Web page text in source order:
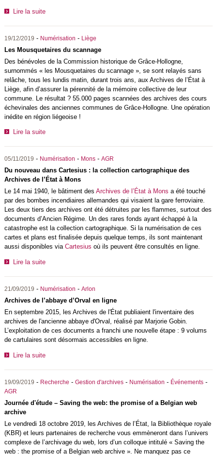
Lire la suite
19/12/2019 - Numérisation - Liège
Les Mousquetaires du scannage
Des bénévoles de la Commission historique de Grâce-Hollogne,
surnommés « les Mousquetaires du scannage », se sont relayés sans
relâche, tous les lundis matin, durant trois ans, aux Archives de l’État à
Liège, afin d’assurer la pérennité de la mémoire collective de leur
commune. Le résultat ? 55.000 pages scannées des archives des cours
échevinales des anciennes communes de Grâce-Hollogne. Une opération
inédite en région liégeoise !
Lire la suite
05/11/2019 - Numérisation - Mons- AGR
Du nouveau dans Cartesius : la collection cartographique des
Archives de l’État à Mons
Le 14 mai 1940, le bâtiment des Archives de l’État à Mons a été touché
par des bombes incendiaires allemandes qui visaient la gare ferroviaire.
Les deux tiers des archives ont été détruites par les flammes, surtout des
documents d’Ancien Régime. Un des rares fonds ayant échappé à la
catastrophe est la collection cartographique. Si la numérisation de ces
cartes et plans est finalisée depuis quelque temps, ils sont maintenant
aussi disponibles via Cartesius où ils peuvent être consultés en ligne.
Lire la suite
21/09/2019 - Numérisation - Arlon
Archives de l’abbaye d’Orval en ligne
En septembre 2015, les Archives de l'État publiaient l'inventaire des
archives de l'ancienne abbaye d'Orval, réalisé par Marjorie Gobin.
L’exploitation de ces documents a franchi une nouvelle étape : 9 volums
de cartulaires sont désormais accessibles en ligne.
Lire la suite
19/09/2019 - Recherche - Gestion d'archives- Numérisation - Événements-
AGR
Journée d'étude – Saving the web: the promise of a Belgian web
archive
Le vendredi 18 octobre 2019, les Archives de l’État, la Bibliothèque royale
(KBR) et leurs partenaires de recherche vous emmèneront dans l’univers
complexe de l’archivage du web, lors d’un colloque intitulé « Saving the
web : the promise of a Belgian web archive ». Ne manquez pas ce